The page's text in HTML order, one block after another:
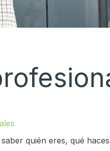
quién eres, qué